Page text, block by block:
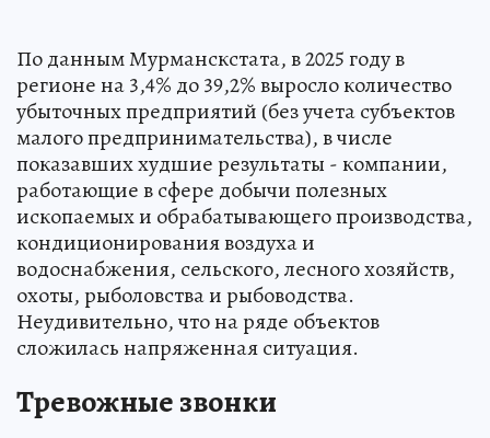
По данным Мурманскстата, в 2025 году в
регионе на 3,4% до 39,2% выросло количество
убыточных предприятий (без учета субъектов
малого предпринимательства), в числе
показавших худшие результаты - компании,
работающие в сфере добычи полезных
ископаемых и обрабатывающего производства,
кондиционирования воздуха и
водоснабжения, сельского, лесного хозяйств,
охоты, рыболовства и рыбоводства.
Неудивительно, что на ряде объектов
сложилась напряженная ситуация.
Тревожные звонки